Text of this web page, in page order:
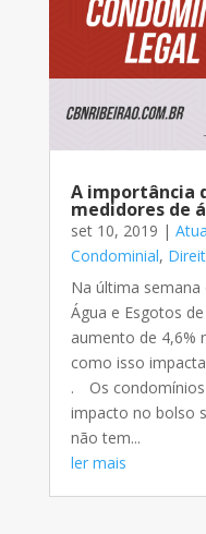
A importância
medidores de
set 10, 2019 |
Condominial,
Na última
Água e Esgotos
aumento de 4,6%
como isso
.⠀ Os
impacto no bolso
não tem...
ler mais